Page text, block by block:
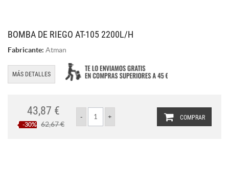
BOMBA DE RIEGO AT-105 2200L/H
Fabricante: Atman
MÁS DETALLES
43,87 €
-30% 62,67 €
COMPRAR